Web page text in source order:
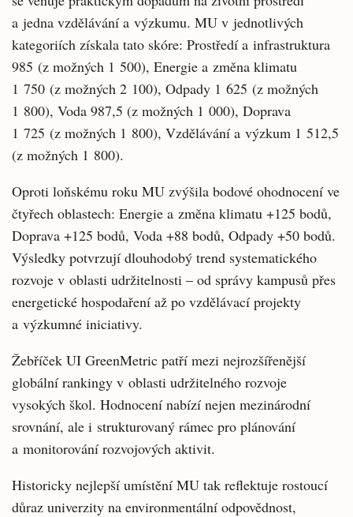
a jedna vzdělávání a výzkumu. MU v jednotlivých
kategoriích získala tato skóre: Prostředí a infrastruktura
985 (z možných 1 500), Energie a změna klimatu
1 750 (z možných 2 100), Odpady 1 625 (z možných
1 800), Voda 987,5 (z možných 1 000), Doprava
1 725 (z možných 1 800), Vzdělávání a výzkum 1 512,5
(z možných 1 800).
Oproti loňskému roku MU zvýšila bodové ohodnocení ve
čtyřech oblastech: Energie a změna klimatu +125 bodů,
Doprava +125 bodů, Voda +88 bodů, Odpady +50 bodů.
Výsledky potvrzují dlouhodobý trend systematického
rozvoje v oblasti udržitelnosti – od správy kampusů přes
energetické hospodaření až po vzdělávací projekty
a výzkumné iniciativy.
Žebříček UI GreenMetric patří mezi nejrozšířenější
globální rankingy v oblasti udržitelného rozvoje
vysokých škol. Hodnocení nabízí nejen mezinárodní
srovnání, ale i strukturovaný rámec pro plánování
a monitorování rozvojových aktivit.
Historicky nejlepší umístění MU tak reflektuje rostoucí
důraz univerzity na environmentální odpovědnost,